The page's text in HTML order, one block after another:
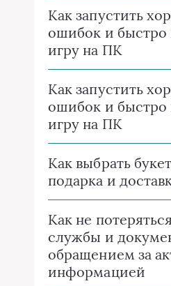
Как запустить
ошибок и быстро
игру на ПК
Как запустить
ошибок и быстро
игру на ПК
Как выбрать
подарка и
Как не
службы и
обращением за
информацией